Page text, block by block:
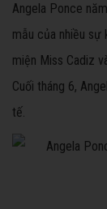
Angela Ponce
mẫu của nhiều
miện Miss Cadiz
Cuối tháng 6,
tế.